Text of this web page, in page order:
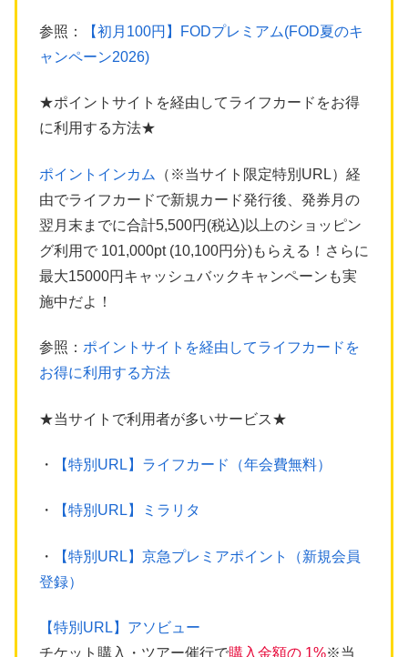
参照：
【初月100円】FODプレミアム(FOD夏のキ
ャンペーン2026)
★ポイントサイトを経由してライフカードをお得
に利用する方法★
ポイントインカム
（※当サイト限定特別URL）経
由でライフカードで新規カード発行後、発券月の
翌月末までに合計5,500円(税込)以上のショッピン
グ利用で 101,000pt (10,100円分)もらえる！さらに
最大15000円キャッシュバックキャンペーンも実
施中だよ！
参照： ポイントサイトを経由してライフカードを
お得に利用する方法
★当サイトで利用者が多いサービス★
・ 【特別URL】ライフカード（年会費無料）
・ 【特別URL】ミラリタ
・
【特別URL】京急プレミアポイント（新規会員
登録）
【特別URL】アソビュー
チケット購入・ツアー催行で購入金額の 1%※当